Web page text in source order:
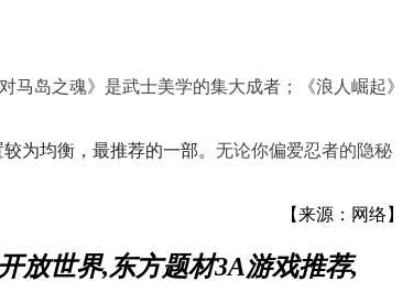
岛之魂》是武士美学的集大成者；《浪人崛起》
为均衡，最推荐的一部。 无论你偏爱忍者的隐秘
【来源：网络】
放世界,东方题材3A游戏推荐,